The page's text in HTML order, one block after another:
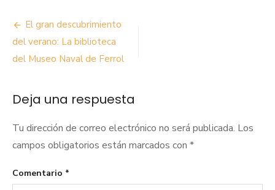
Navegación
de
entradas
El gran descubrimiento
del verano: La biblioteca
del Museo Naval de Ferrol
Deja una respuesta
Tu dirección de correo electrónico no será publicada. Los
campos obligatorios están marcados con *
Comentario *